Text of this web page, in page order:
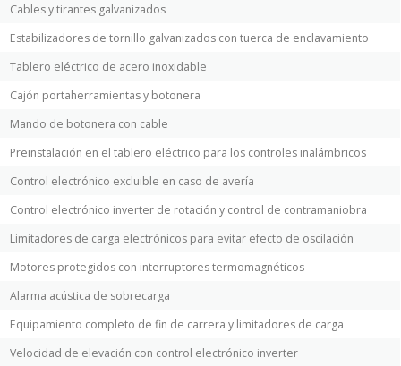
Cables y tirantes galvanizados
Estabilizadores de tornillo galvanizados con tuerca de enclavamiento
Tablero eléctrico de acero inoxidable
Cajón portaherramientas y botonera
Mando de botonera con cable
Preinstalación en el tablero eléctrico para los controles inalámbricos
Control electrónico excluible en caso de avería
Control electrónico inverter de rotación y control de contramaniobra
Limitadores de carga electrónicos para evitar efecto de oscilación
Motores protegidos con interruptores termomagnéticos
Alarma acústica de sobrecarga
Equipamiento completo de fin de carrera y limitadores de carga
Velocidad de elevación con control electrónico inverter